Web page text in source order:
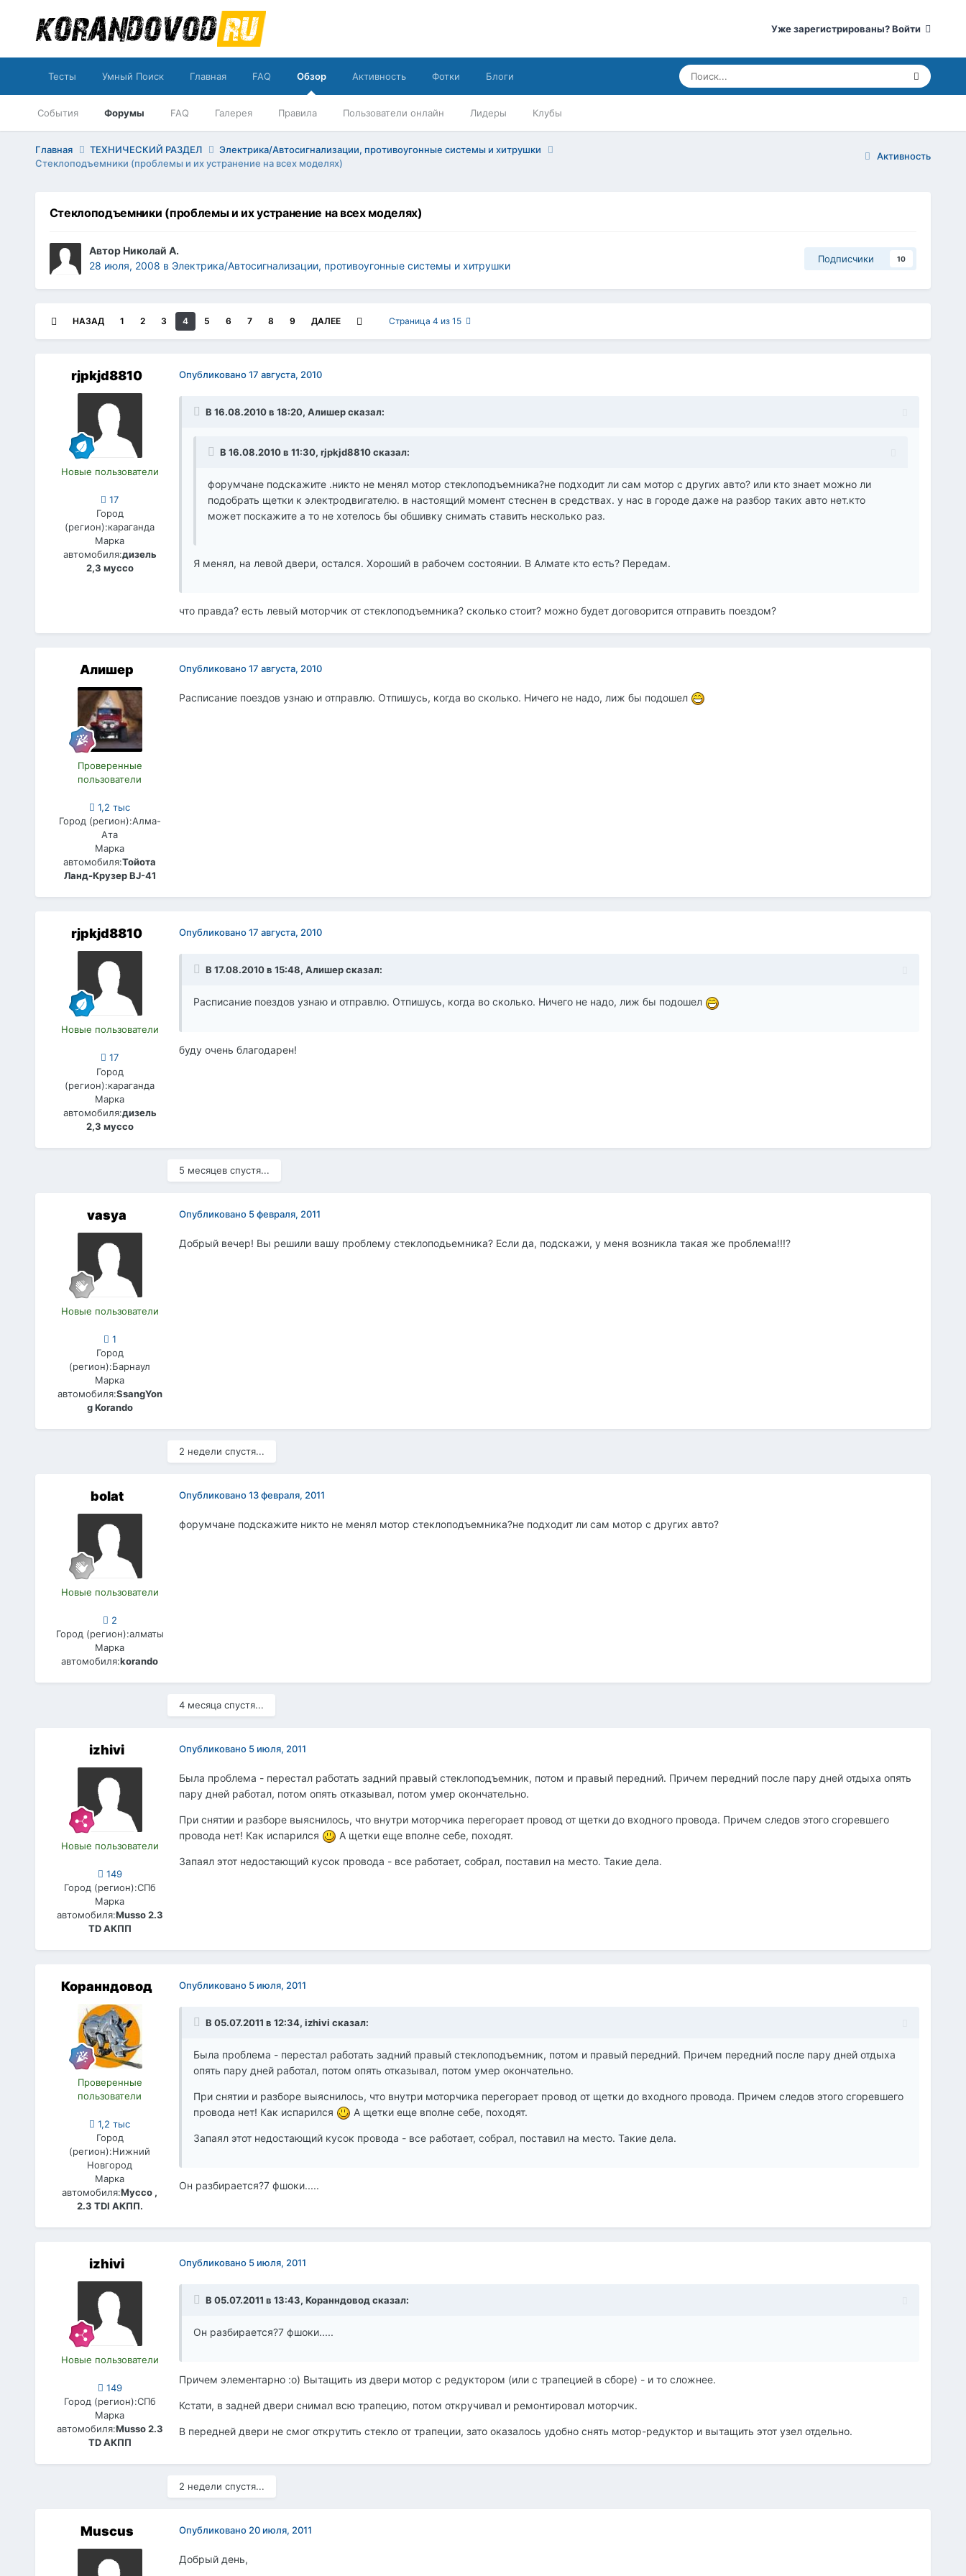
Уже зарегистрированы? Войти
Тесты Умный Поиск Главная FAQ Обзор
События Форумы FAQ Галерея Правила Пользователи онлайн Лидеры Клубы
Активность Фотки Блоги
Активность
Главная ТЕХНИЧЕСКИЙ РАЗДЕЛ
Электрика/Автосигнализации, противоугонные системы и хитрушки
Стеклоподъемники (проблемы и их устранение на всех моделях)
Стеклоподъемники (проблемы и их устранение на всех моделях)
АвторНиколай А.
28 июля, 2008 в Электрика/Автосигнализации, противоугонные системы и хитрушки
Подписчики 10
НАЗАД 1 2 3 4 5 6 7 8 9 ДАЛЕЕ Страница 4 из 15
rjpkjd8810
Новые пользователи
17
Город
(регион):караганда
Марка
автомобиля:дизель
2,3 муссо
Опубликовано17 августа, 2010
В 16.08.2010 в 18:20, Алишер сказал:
В 16.08.2010 в 11:30, rjpkjd8810 сказал:
форумчане подскажите .никто не менял мотор стеклоподъемника?не подходит ли сам мотор с других авто? или кто знает можно ли
подобрать щетки к электродвигателю. в настоящий момент стеснен в средствах. у нас в городе даже на разбор таких авто нет.кто
может поскажите а то не хотелось бы обшивку снимать ставить несколько раз.
Я менял, на левой двери, остался. Хороший в рабочем состоянии. В Алмате кто есть? Передам.
что правда? есть левый моторчик от стеклоподъемника? сколько стоит? можно будет договорится отправить поездом?
Алишер
Проверенные
пользователи
1,2 тыс
Город (регион):Алма-
Ата
Марка
автомобиля:Тойота
Ланд-Крузер BJ-41
Опубликовано17 августа, 2010
Расписание поездов узнаю и отправлю. Отпишусь, когда во сколько. Ничего не надо, лиж бы подошел
rjpkjd8810
Новые пользователи
17
Город
(регион):караганда
Марка
автомобиля:дизель
2,3 муссо
Опубликовано17 августа, 2010
В 17.08.2010 в 15:48, Алишер сказал:
Расписание поездов узнаю и отправлю. Отпишусь, когда во сколько. Ничего не надо, лиж бы подошел
буду очень благодарен!
5 месяцев спустя...
vasya
Новые пользователи
1
Город
(регион):Барнаул
Марка
автомобиля:SsangYon
g Korando
Опубликовано 5 февраля, 2011
Добрый вечер! Вы решили вашу проблему стеклоподьемника? Если да, подскажи, у меня возникла такая же проблема!!!?
2 недели спустя...
bolat
Новые пользователи
2
Город (регион):алматы
Марка
автомобиля:korando
Опубликовано13 февраля, 2011
форумчане подскажите никто не менял мотор стеклоподъемника?не подходит ли сам мотор с других авто?
4 месяца спустя...
izhivi
Новые пользователи
149
Город (регион):СПб
Марка
автомобиля:Musso 2.3
TD АКПП
Опубликовано 5 июля, 2011
Была проблема - перестал работать задний правый стеклоподъемник, потом и правый передний. Причем передний после пару дней отдыха опять
пару дней работал, потом опять отказывал, потом умер окончательно.
При снятии и разборе выяснилось, что внутри моторчика перегорает провод от щетки до входного провода. Причем следов этого сгоревшего
провода нет! Как испарился
А щетки еще вполне себе, походят.
Запаял этот недостающий кусок провода - все работает, собрал, поставил на место. Такие дела.
Коранндовод
Проверенные
пользователи
1,2 тыс
Город
(регион):Нижний
Новгород
Марка
автомобиля:Муссо ,
2.3 TDI АКПП.
Опубликовано 5 июля, 2011
В 05.07.2011 в 12:34, izhivi сказал:
Была проблема - перестал работать задний правый стеклоподъемник, потом и правый передний. Причем передний после пару дней отдыха
опять пару дней работал, потом опять отказывал, потом умер окончательно.
При снятии и разборе выяснилось, что внутри моторчика перегорает провод от щетки до входного провода. Причем следов этого сгоревшего
провода нет! Как испарился
А щетки еще вполне себе, походят.
Запаял этот недостающий кусок провода - все работает, собрал, поставил на место. Такие дела.
Он разбирается?7 фшоки.....
izhivi
Новые пользователи
149
Город (регион):СПб
Марка
автомобиля:Musso 2.3
TD АКПП
Опубликовано 5 июля, 2011
В 05.07.2011 в 13:43, Коранндовод сказал:
Он разбирается?7 фшоки.....
Причем элементарно :о) Вытащить из двери мотор с редуктором (или с трапецией в сборе) - и то сложнее.
Кстати, в задней двери снимал всю трапецию, потом откручивал и ремонтировал моторчик.
В передней двери не смог открутить стекло от трапеции, зато оказалось удобно снять мотор-редуктор и вытащить этот узел отдельно.
2 недели спустя...
Muscus Опубликовано 20 июля, 2011
Добрый день,